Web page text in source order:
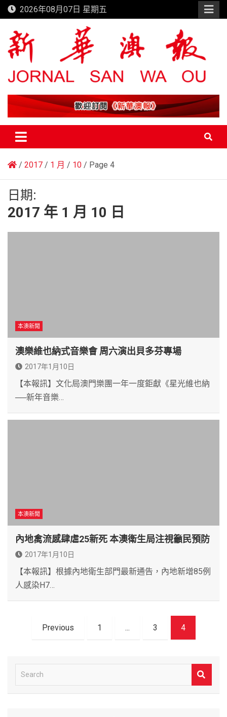
Skip
to
content
2026年08月07日 星期五
新華澳報
2017 1 月 10 Page 4
日期:
2017 年 1 月 10 日
本澳新聞
澳樂維也納式音樂會 周六演出貝多芬專場
2017年1月10日
【本報訊】文化局澳門樂團一年一度鉅獻《星光維也納
──新年音樂…
本澳新聞
內地禽流感肆虐25新死 本澳衛生局注視籲民預防
2017年1月10日
【本報訊】根據內地衛生部門最新通告，內地新增85例
人感染H7…
Previous 1 ... 3 4
e